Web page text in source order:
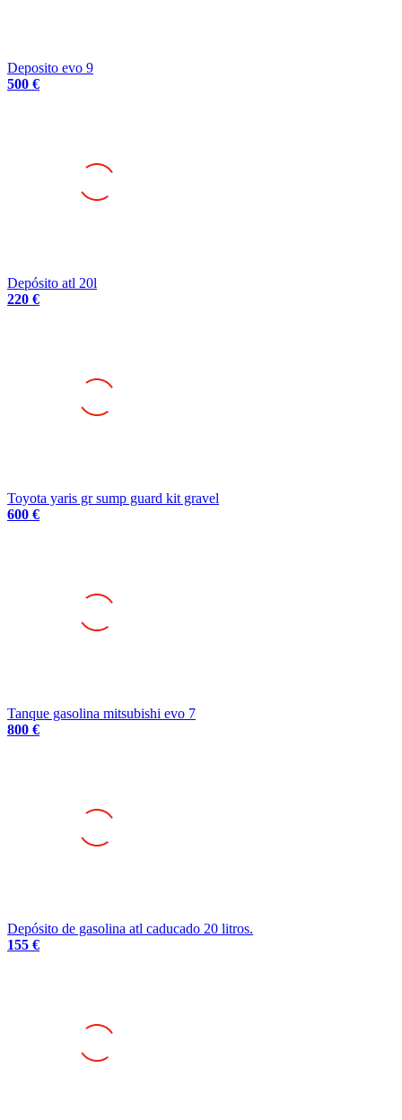
Deposito evo 9
500 €
Depósito atl 20l
220 €
Toyota yaris gr sump guard kit gravel
600 €
Tanque gasolina mitsubishi evo 7
800 €
Depósito de gasolina atl caducado 20 litros.
155 €